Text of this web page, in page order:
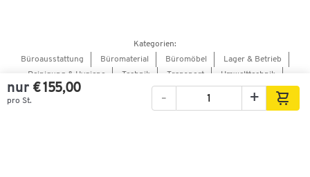
nur € 155,00
pro St. - +
360°-Ansicht
Kategorien:
Büroausstattung
Büromaterial Büromöbel
Lager & Betrieb
Reinigung & Hygiene
Technik Transport
Umwelttechnik